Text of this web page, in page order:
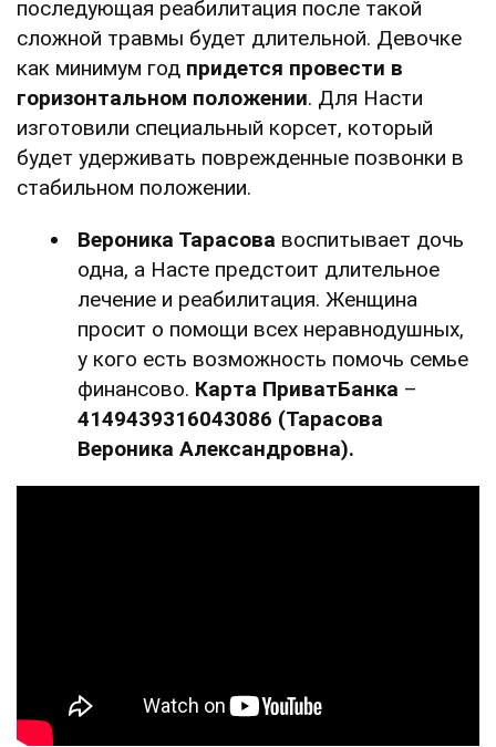
последующая реабилитация после такой
сложной травмы будет длительной. Девочке
как минимум год придется провести в
горизонтальном положении. Для Насти
изготовили специальный корсет, который
будет удерживать поврежденные позвонки в
стабильном положении.
Вероника Тарасова воспитывает дочь
одна, а Насте предстоит длительное
лечение и реабилитация. Женщина
просит о помощи всех неравнодушных,
у кого есть возможность помочь семье
финансово. Карта ПриватБанка –
4149439316043086 (Тарасова
Вероника Александровна).